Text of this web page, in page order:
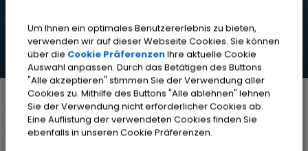
Markt Weisendorf Bürgerinfo
Rathaus
Ihr Anliegen
Detail
Um Ihnen ein optimales Benutzererlebnis zu bieten,
verwenden wir auf dieser Webseite Cookies. Sie können
über die Cookie PräferenzenIhre aktuelle Cookie
Auswahl anpassen. Durch das Betätigen des Buttons
"Alle akzeptieren" stimmen Sie der Verwendung aller
Cookies zu. Mithilfe des Buttons "Alle ablehnen" lehnen
Sie der Verwendung nicht erforderlicher Cookies ab.
Eine Auflistung der verwendeten Cookies finden Sie
ebenfalls in unseren Cookie Präferenzen.